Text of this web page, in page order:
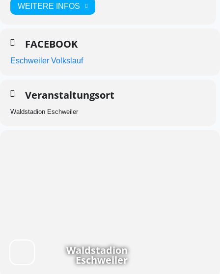
WEITERE INFOS
FACEBOOK
Eschweiler Volkslauf
Veranstaltungsort
Waldstadion Eschweiler
Waldstadion
Eschweiler